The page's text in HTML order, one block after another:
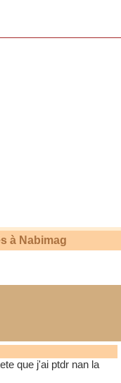
à Nabimag
que j'ai ptdr nan la